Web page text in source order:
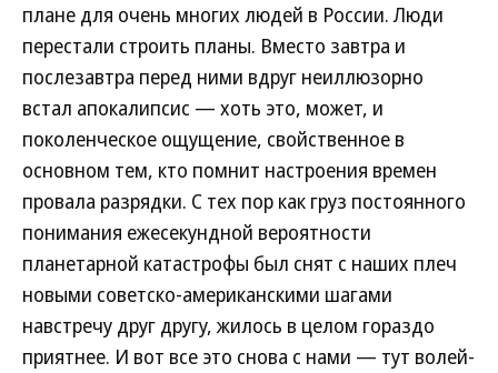
плане для очень многих людей в России. Люди
перестали строить планы. Вместо завтра и
послезавтра перед ними вдруг неиллюзорно
встал апокалипсис — хоть это, может, и
поколенческое ощущение, свойственное в
основном тем, кто помнит настроения времен
провала разрядки. С тех пор как груз постоянного
понимания ежесекундной вероятности
планетарной катастрофы был снят с наших плеч
новыми советско-американскими шагами
навстречу друг другу, жилось в целом гораздо
приятнее. И вот все это снова с нами — тут волей-